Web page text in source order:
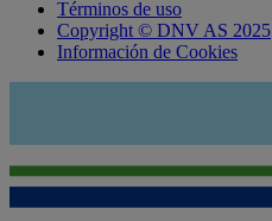
Términos de uso
Copyright © DNV AS 2025
Información de Cookies